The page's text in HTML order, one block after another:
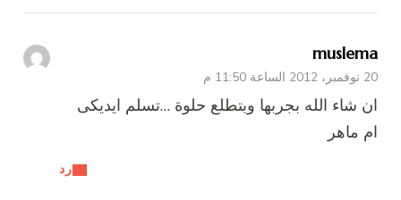
muslema
20 نوفمبر، 2012 الساعة 11:50 م
رد
ان شاء الله بجربها وبتطلع حلوة …تسلم ايديكى
ام ماهر